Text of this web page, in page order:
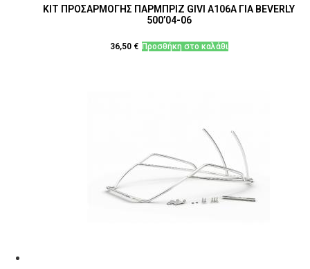
ΚΙΤ ΠΡΟΣΑΡΜΟΓΗΣ ΠΑΡΜΠΡΙΖ GIVI A106A ΓΙΑ BEVERLY
500’04-06
36,50 € Προσθήκη στο καλάθι